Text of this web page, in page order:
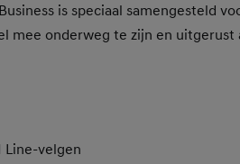
is speciaal samengesteld
mee onderweg te zijn en uitgerust
velgen